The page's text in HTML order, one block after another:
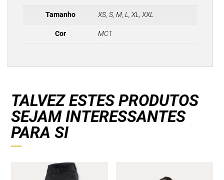
Tamanho XS, S, M, L, XL, XXL
Cor MC1
TALVEZ ESTES PRODUTOS
SEJAM INTERESSANTES
PARA SI